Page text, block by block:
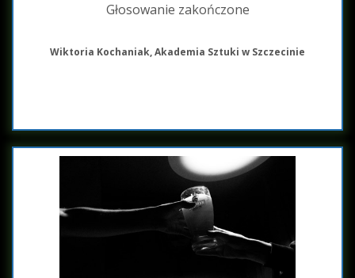
Głosowanie zakończone
Wiktoria Kochaniak, Akademia Sztuki w Szczecinie